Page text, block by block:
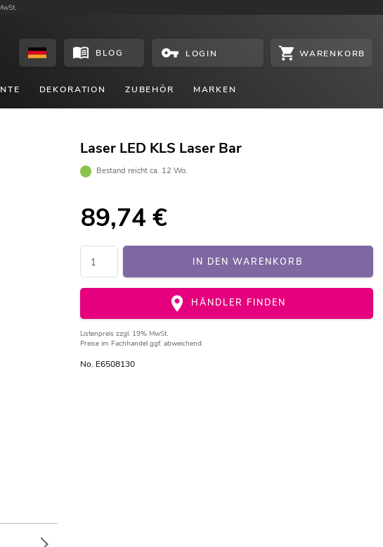
BLOG LOGIN WARENKORB
DEKORATION ZUBEHÖR MARKEN
Laser LED KLS Laser Bar
Bestand reicht ca. 12 Wo.
89,74 €
IN DEN WARENKORB
HÄNDLER FINDEN
Listenpreis zzgl. 19% MwSt.
Preise im Fachhandel ggf. abweichend.
No. E6508130